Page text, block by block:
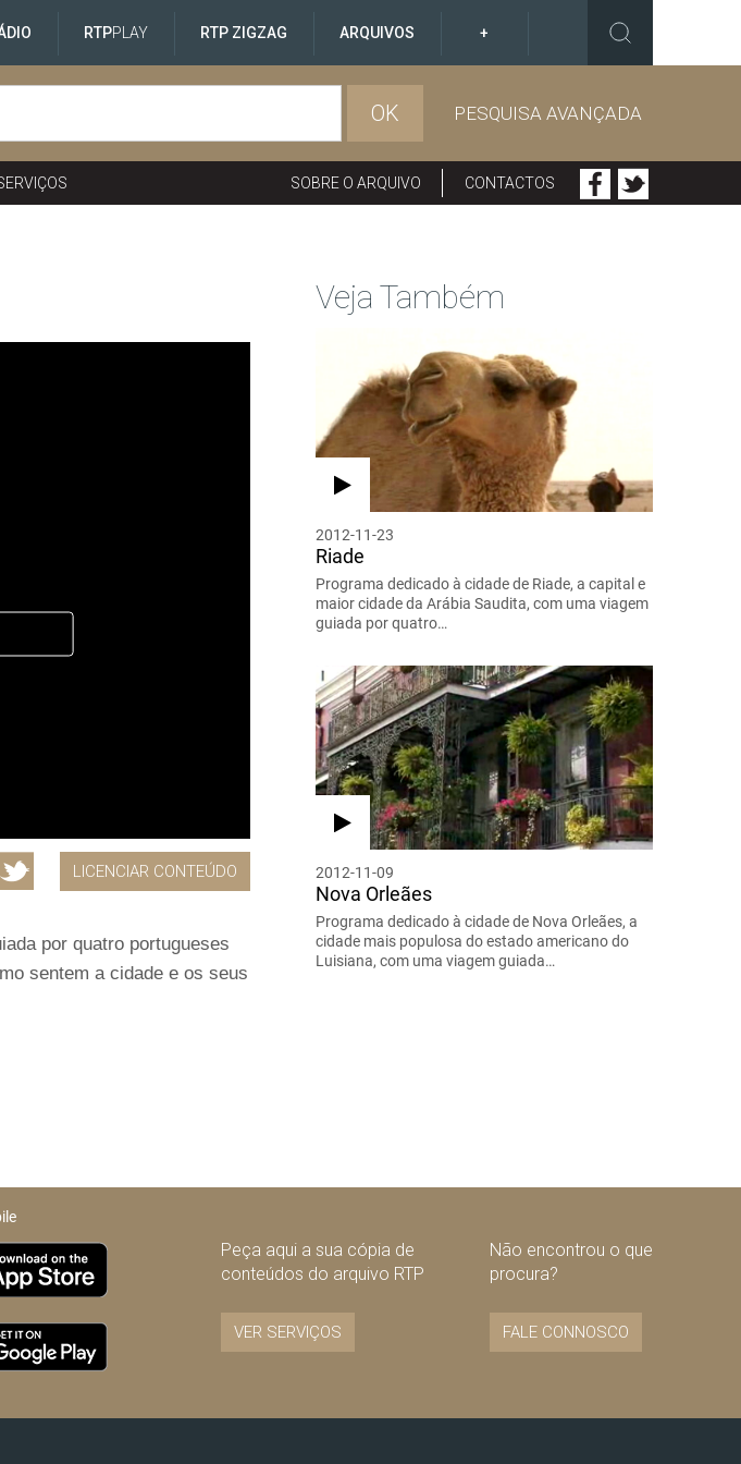
RTPPLAY RTP ZIGZAG ARQUIVOS +
OK PESQUISA AVANÇADA
SOBRE O ARQUIVO CONTACTOS
LICENCIAR CONTEÚDO
por quatro portugueses
sentem a cidade e os seus
Veja Também
2012-11-23
Riade
Programa dedicado à cidade de Riade, a capital e
maior cidade da Arábia Saudita, com uma viagem
guiada por quatro…
2012-11-09
Nova Orleães
Programa dedicado à cidade de Nova Orleães, a
cidade mais populosa do estado americano do
Luisiana, com uma viagem guiada…
Peça aqui a sua cópia de
conteúdos do arquivo RTP
VER SERVIÇOS
Não encontrou o que
procura?
FALE CONNOSCO